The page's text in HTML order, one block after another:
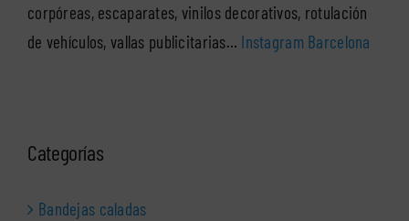
corpóreas, escaparates, vinilos decorativos, rotulación
de vehículos, vallas publicitarias… Instagram Barcelona
Categorías
Bandejas caladas